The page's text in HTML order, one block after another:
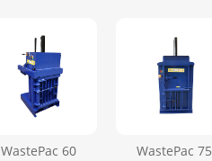
WastePac 60 WastePac 75